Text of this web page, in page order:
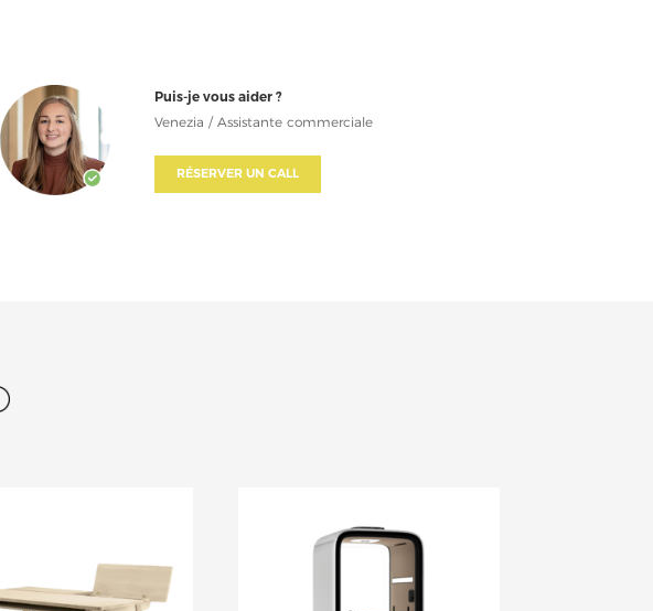
Puis-je vous aider ?
Venezia / Assistante commerciale
RÉSERVER UN CALL